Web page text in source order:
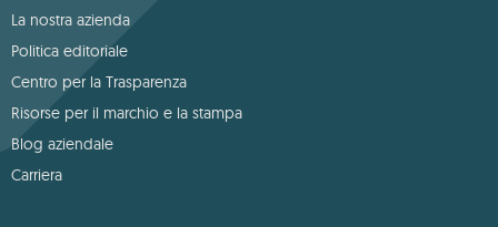
La nostra azienda
Politica editoriale
Centro per la Trasparenza
Risorse per il marchio e la stampa
Blog aziendale
Carriera